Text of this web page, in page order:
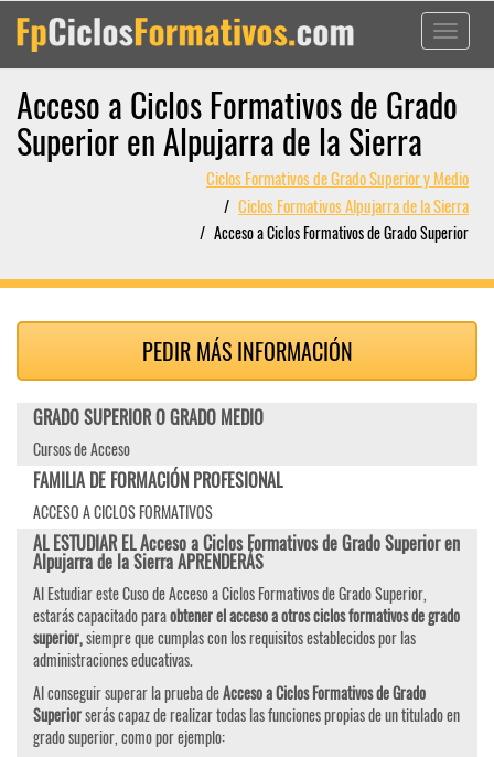
Toggle
Acceso a Ciclos Formativos de Grado
Superior en Alpujarra de la Sierra
Ciclos Formativos de Grado Superior y Medio
Ciclos Formativos Alpujarra de la Sierra
Acceso a Ciclos Formativos de Grado Superior
PEDIR MÁS INFORMACIÓN
GRADO SUPERIOR O GRADO MEDIO
Cursos de Acceso
FAMILIA DE FORMACIÓN PROFESIONAL
ACCESO A CICLOS FORMATIVOS
AL ESTUDIAR EL Acceso a Ciclos Formativos de Grado Superior en
Alpujarra de la Sierra APRENDERÁS
Al Estudiar este Cuso de Acceso a Ciclos Formativos de Grado Superior,
estarás capacitado paraobtener el acceso a otros ciclos formativos de grado
superior,siempre que cumplas con los requisitos establecidos por las
administraciones educativas.
Al conseguir superar la prueba deAcceso a Ciclos Formativos de Grado
Superiorserás capaz de realizar todas las funciones propias de un titulado en
grado superior, como por ejemplo: